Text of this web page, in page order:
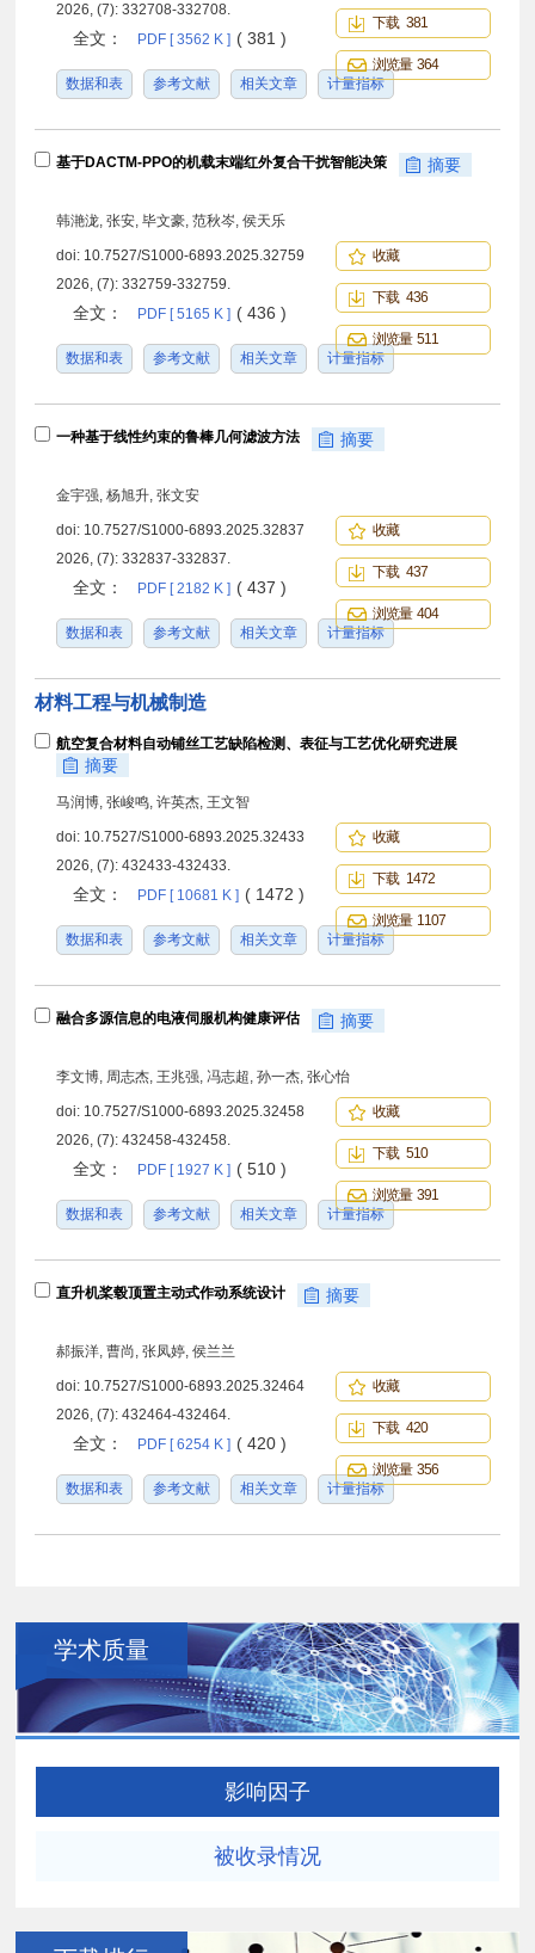
2026, (7): 332708-332708.
全文： PDF [ 3562 K ] ( 381 )
数据和表 参考文献 相关文章 计量指标
下载 381
浏览量 364
基于DACTM-PPO的机载末端红外复合干扰智能决策 摘要
韩滟泷, 张安, 毕文豪, 范秋岑, 侯天乐
doi: 10.7527/S1000-6893.2025.32759
2026, (7): 332759-332759.
全文： PDF [ 5165 K ] ( 436 )
数据和表 参考文献 相关文章 计量指标
收藏
下载 436
浏览量 511
一种基于线性约束的鲁棒几何滤波方法 摘要
金宇强, 杨旭升, 张文安
doi: 10.7527/S1000-6893.2025.32837
2026, (7): 332837-332837.
全文： PDF [ 2182 K ] ( 437 )
数据和表 参考文献 相关文章 计量指标
收藏
下载 437
浏览量 404
材料工程与机械制造
航空复合材料自动铺丝工艺缺陷检测、表征与工艺优化研究进展
摘要
马润博, 张峻鸣, 许英杰, 王文智
doi: 10.7527/S1000-6893.2025.32433
2026, (7): 432433-432433.
全文： PDF [ 10681 K ] ( 1472 )
数据和表 参考文献 相关文章 计量指标
收藏
下载 1472
浏览量 1107
融合多源信息的电液伺服机构健康评估 摘要
李文博, 周志杰, 王兆强, 冯志超, 孙一杰, 张心怡
doi: 10.7527/S1000-6893.2025.32458
2026, (7): 432458-432458.
全文： PDF [ 1927 K ] ( 510 )
数据和表 参考文献 相关文章 计量指标
收藏
下载 510
浏览量 391
直升机桨毂顶置主动式作动系统设计 摘要
郝振洋, 曹尚, 张凤婷, 侯兰兰
doi: 10.7527/S1000-6893.2025.32464
2026, (7): 432464-432464.
全文： PDF [ 6254 K ] ( 420 )
数据和表 参考文献 相关文章 计量指标
收藏
下载 420
浏览量 356
学术质量
影响因子
被收录情况